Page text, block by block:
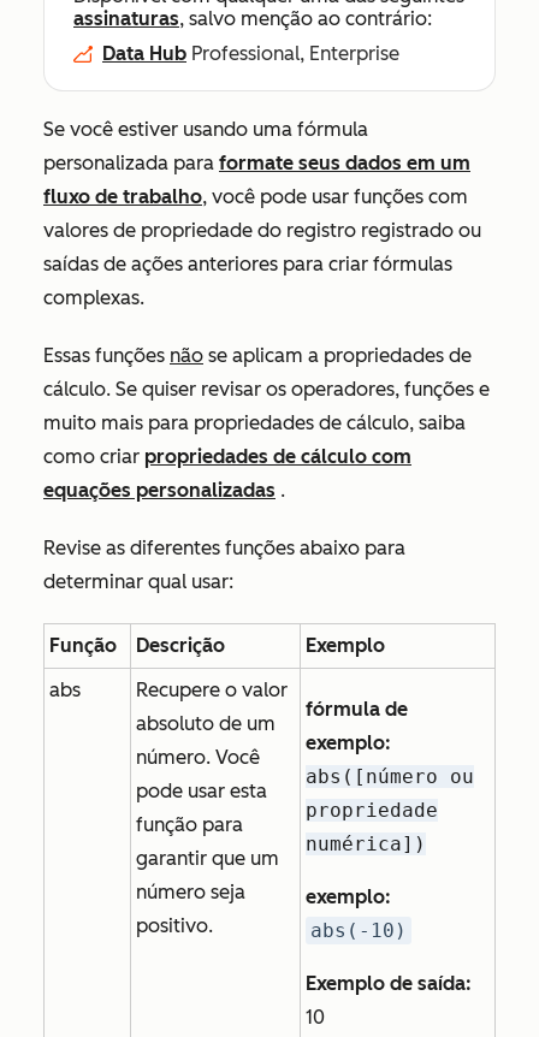
assinaturas, salvo menção ao contrário:
Data Hub Professional, Enterprise
Se você estiver usando uma fórmula
personalizada para formate seus dados em um
fluxo de trabalho, você pode usar funções com
valores de propriedade do registro registrado ou
saídas de ações anteriores para criar fórmulas
complexas.
Essas funções não se aplicam a propriedades de
cálculo. Se quiser revisar os operadores, funções e
muito mais para propriedades de cálculo, saiba
como criar propriedades de cálculo com
equações personalizadas .
Revise as diferentes funções abaixo para
determinar qual usar:
Função Descrição
Exemplo
abs
Recupere o valor
absoluto de um
número. Você
pode usar esta
função para
garantir que um
número seja
positivo.
fórmula de
exemplo:
abs([número ou
propriedade
numérica])
exemplo:
abs(-10)
Exemplo de saída:
10